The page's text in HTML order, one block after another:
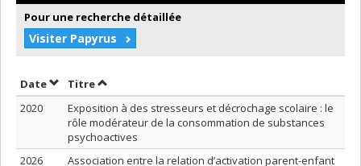
Pour une recherche détaillée
Visiter Papyrus
DateTrier par date en ordre croissant
TitreTrier par titre en ordre croissant
2020
Exposition à des stresseurs et décrochage scolaire : le
rôle modérateur de la consommation de substances
psychoactives
2026
Association entre la relation d’activation parent-enfant